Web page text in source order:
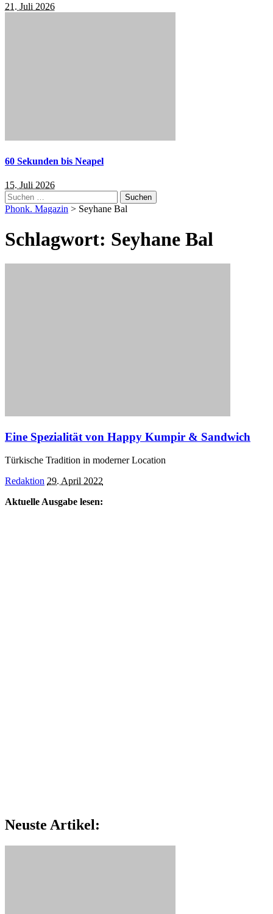
21. Juli 2026
60 Sekunden bis Neapel
15. Juli 2026
Suchen
nach:
Phonk. Magazin > Seyhane Bal
Schlagwort: Seyhane Bal
Eine Spezialität von Happy Kumpir & Sandwich
Türkische Tradition in moderner Location
Posted
Redaktion 29. April 2022
Aktuelle Ausgabe lesen:
Neuste Artikel: